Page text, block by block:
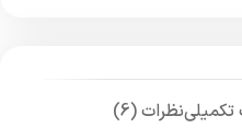
نظرات (6)